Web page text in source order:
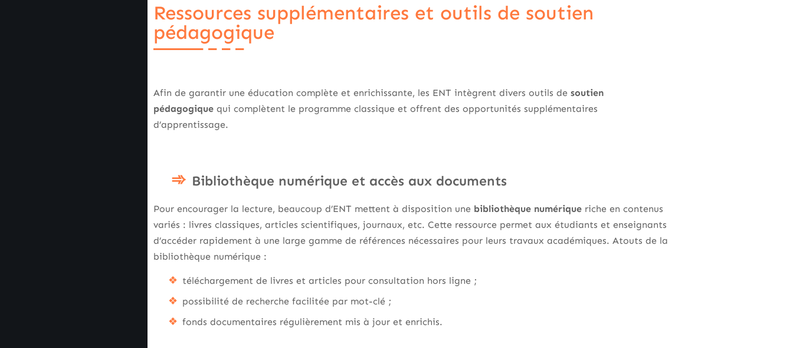
Ressources supplémentaires et outils de soutien
pédagogique
Afin de garantir une éducation complète et enrichissante, les ENT intègrent divers outils de soutien
pédagogique qui complètent le programme classique et offrent des opportunités supplémentaires
d’apprentissage.
Bibliothèque numérique et accès aux documents
Pour encourager la lecture, beaucoup d’ENT mettent à disposition une bibliothèque numérique riche en contenus
variés : livres classiques, articles scientifiques, journaux, etc. Cette ressource permet aux étudiants et enseignants
d’accéder rapidement à une large gamme de références nécessaires pour leurs travaux académiques. Atouts de la
bibliothèque numérique :
téléchargement de livres et articles pour consultation hors ligne ;
possibilité de recherche facilitée par mot-clé ;
fonds documentaires régulièrement mis à jour et enrichis.